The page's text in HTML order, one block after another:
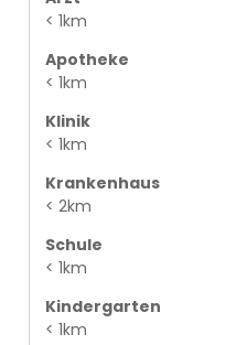
< 1km
Apotheke
< 1km
Klinik
< 1km
Krankenhaus
< 2km
Schule
< 1km
Kindergarten
< 1km